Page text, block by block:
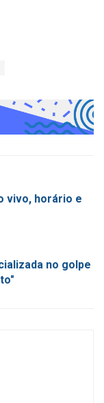
vivo, horário e
no golpe